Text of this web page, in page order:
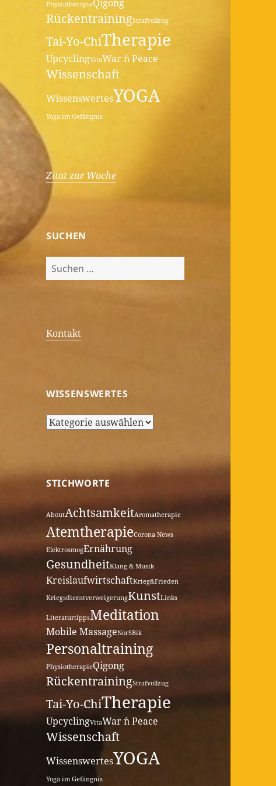
PhysiotherapieQigong
RückentrainingStrafvollzug
Tai-Yo-ChiTherapie
UpcyclingVitaWar ´n Peace
Wissenschaft
WissenswertesYOGA
Yoga im Gefängnis
Zitat zur Woche
SUCHEN
Suchen
nach:
Kontakt
WISSENSWERTES
Wissenswertes
STICHWORTE
AboutAchtsamkeitAromatherapie
AtemtherapieCorona News
ElektrosmogErnährung
GesundheitKlang & Musik
KreislaufwirtschaftKrieg&Frieden
KriegsdienstverweigerungKunstLinks
LiteraturtippsMeditation
Mobile MassageNorSBik
Personaltraining
PhysiotherapieQigong
RückentrainingStrafvollzug
Tai-Yo-ChiTherapie
UpcyclingVitaWar ´n Peace
Wissenschaft
WissenswertesYOGA
Yoga im Gefängnis